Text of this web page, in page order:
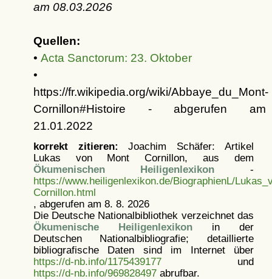
am 08.03.2026
Quellen:
• Acta Sanctorum: 23. Oktober
•
https://fr.wikipedia.org/wiki/Abbaye_du_Mont-
Cornillon#Histoire - abgerufen am
21.01.2022
korrekt zitieren: Joachim Schäfer: Artikel
Lukas von Mont Cornillon, aus dem
Ökumenischen Heiligenlexikon -
https://www.heiligenlexikon.de/BiographienL/
Cornillon.html
, abgerufen am 8. 8. 2026
Die Deutsche Nationalbibliothek verzeichnet das
Ökumenische Heiligenlexikonin der
Deutschen Nationalbibliografie; detaillierte
bibliografische Daten sind im Internet über
https://d-nb.info/1175439177und
https://d-nb.info/969828497abrufbar.